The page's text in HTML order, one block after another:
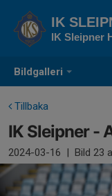
Bildgalleri
IK
IK Sleipner
Tillbaka
IK Sleipner -
2024-03-16 | Bild 23